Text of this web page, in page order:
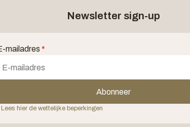
Newsletter sign-up
mailadres *
Abonneer
Lees hier de wettelijke beperkingen